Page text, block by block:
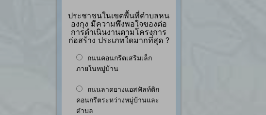
ประชาชนในเขตพื้นที่ตำบลหน
องกุง มีความพึงพอใจของต่อ
การดำเนินงานตามโครงการ
ก่อสร้าง ประเภทใดมากที่สุด ?
ถนนคอนกรีตเสริมเล็ก
ภายในหมู่บ้าน
ถนนลาดยางแอสฟัลท์ติก
คอนกรีตระหว่างหมู่บ้านและ
ตำบล